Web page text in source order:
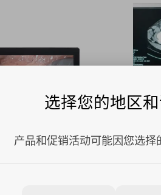
选择您的地区
产品和促销活动可能因您选择